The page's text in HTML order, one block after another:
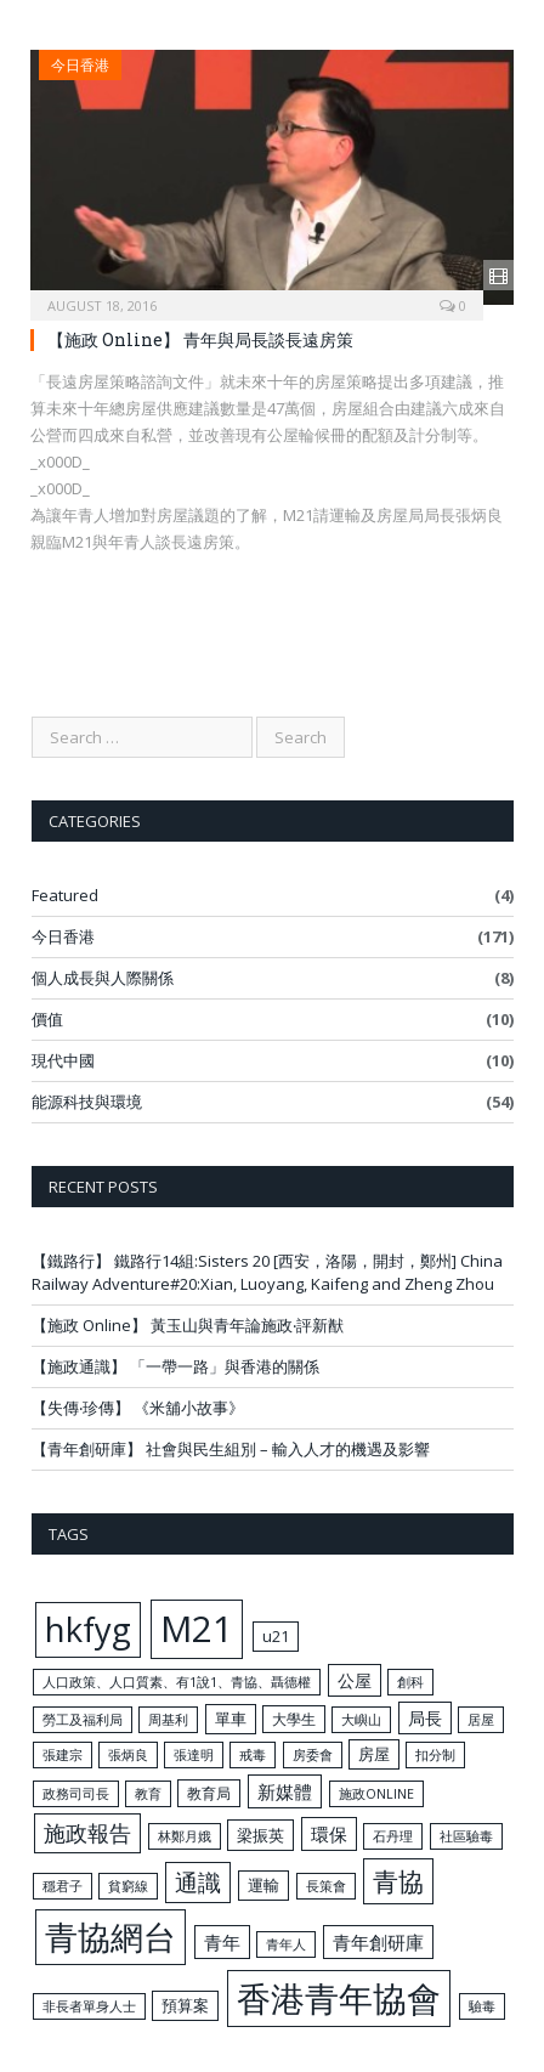
今日香港
AUGUST 18, 2016 0
【施政 Online】 青年與局長談長遠房策
「長遠房屋策略諮詢文件」就未來十年的房屋策略提出多項建議，推
算未來十年總房屋供應建議數量是47萬個，房屋組合由建議六成來自
公營而四成來自私營，並改善現有公屋輪候冊的配額及計分制等。
_x000D_
_x000D_
為讓年青人增加對房屋議題的了解，M21請運輸及房屋局局長張炳良
親臨M21與年青人談長遠房策。
CATEGORIES
Featured
(4)
今日香港
(171)
個人成長與人際關係
(8)
價值
(10)
現代中國
(10)
能源科技與環境
(54)
RECENT POSTS
【鐵路行】 鐵路行14組:Sisters 20 [西安，洛陽，開封，鄭州] China
Railway Adventure#20:Xian, Luoyang, Kaifeng and Zheng Zhou
【施政 Online】 黃玉山與青年論施政‧評新猷
【施政通識】 「一帶一路」與香港的關係
【失傳‧珍傳】 《米舖小故事》
【青年創研庫】 社會與民生組別 – 輸入人才的機遇及影響
TAGS
hkfyg M21 u21
人口政策、人口質素、有1說1、青協、聶德權 公屋 創科
勞工及福利局 周基利 單車 大學生 大嶼山 局長 居屋
張建宗 張炳良 張達明 戒毒 房委會 房屋 扣分制
政務司司長 教育 教育局 新媒體 施政ONLINE
施政報告 林鄭月娥 梁振英 環保 石丹理 社區驗毒
穩君子 貧窮線 通識 運輸 長策會 青協
青協網台 青年 青年人 青年創研庫
非長者單身人士 預算案 香港青年協會 驗毒